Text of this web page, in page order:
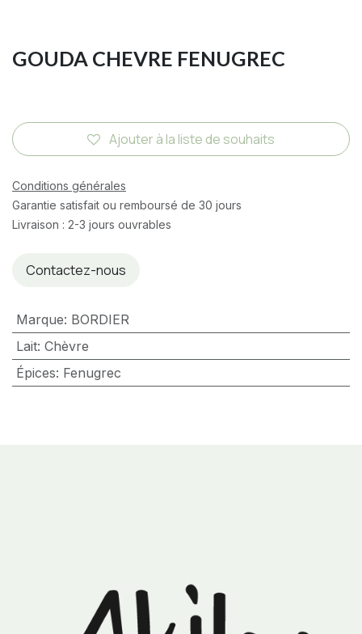
GOUDA CHEVRE FENUGREC
Ajouter à la liste de souhaits
Conditions générales
Garantie satisfait ou remboursé de 30 jours
Livraison : 2-3 jours ouvrables
Contactez-nous
Marque: BORDIER
Lait: Chèvre
Épices: Fenugrec